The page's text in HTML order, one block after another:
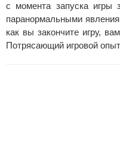
с момента запуска игры
паранормальными
как вы закончите игру,
Потрясающий игровой